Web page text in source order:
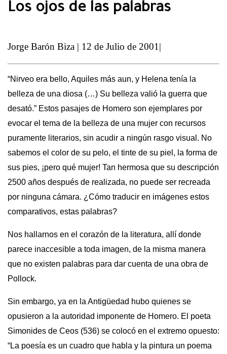
Los ojos de las palabras
Jorge Barón Biza | 12 de Julio de 2001|
“Nirveo era bello, Aquiles más aun, y Helena tenía la
belleza de una diosa (…) Su belleza valió la guerra que
desató.” Estos pasajes de Homero son ejemplares por
evocar el tema de la belleza de una mujer con recursos
puramente literarios, sin acudir a ningún rasgo visual. No
sabemos el color de su pelo, el tinte de su piel, la forma de
sus pies, ¡pero qué mujer! Tan hermosa que su descripción
2500 años después de realizada, no puede ser recreada
por ninguna cámara. ¿Cómo traducir en imágenes estos
comparativos, estas palabras?
Nos hallarnos en el corazón de la literatura, allí donde
parece inaccesible a toda imagen, de la misma manera
que no existen palabras para dar cuenta de una obra de
Pollock.
Sin embargo, ya en la Antigüedad hubo quienes se
opusieron a la autoridad imponente de Homero. El poeta
Simonides de Ceos (536) se colocó en el extremo opuesto:
“La poesía es un cuadro que habla y la pintura un poema